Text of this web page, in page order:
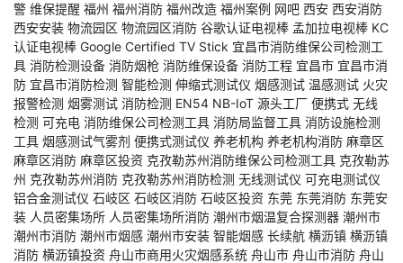
警 维保提醒 福州 福州消防 福州改造 福州案例 网吧 西安 西安消防
西安安装 物流园区 物流园区消防 谷歌认证电视棒 孟加拉电视棒 KC
认证电视棒 Google Certified TV Stick 宜昌市消防维保公司检测工
具 消防检测设备 消防烟枪 消防维保设备 消防工程 宜昌市 宜昌市消
防 宜昌市消防检测 智能检测 伸缩式测试仪 烟感测试 温感测试 火灾
报警检测 烟雾测试 消防检测 EN54 NB-IoT 源头工厂 便携式 无线
检测 可充电 消防维保公司检测工具 消防局监督工具 消防设施检测
工具 烟感测试气雾剂 便携式测试仪 养老机构 养老机构消防 麻章区
麻章区消防 麻章区投资 克孜勒苏州消防维保公司检测工具 克孜勒苏
州 克孜勒苏州消防 克孜勒苏州消防检测 无线测试仪 可充电测试仪
铝合金测试仪 石岐区 石岐区消防 石岐区投资 东莞 东莞消防 东莞安
装 人员密集场所 人员密集场所消防 潮州市烟温复合探测器 潮州市
潮州市消防 潮州市烟感 潮州市安装 智能烟感 长续航 横沥镇 横沥镇
消防 横沥镇投资 舟山市商用火灾烟感系统 舟山市 舟山市消防 舟山